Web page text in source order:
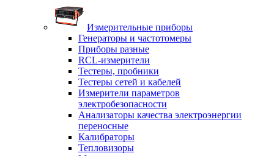
Измерительные приборы
Генераторы и частотомеры
Приборы разные
RCL-измерители
Тестеры, пробники
Тестеры сетей и кабелей
Измерители параметров
электробезопасности
Анализаторы качества электроэнергии
переносные
Калибраторы
Тепловизоры